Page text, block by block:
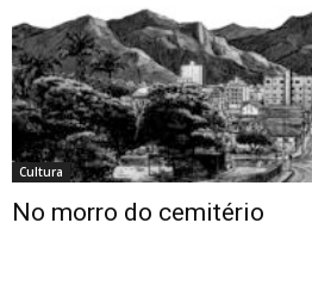
Cultura
No morro do cemitério